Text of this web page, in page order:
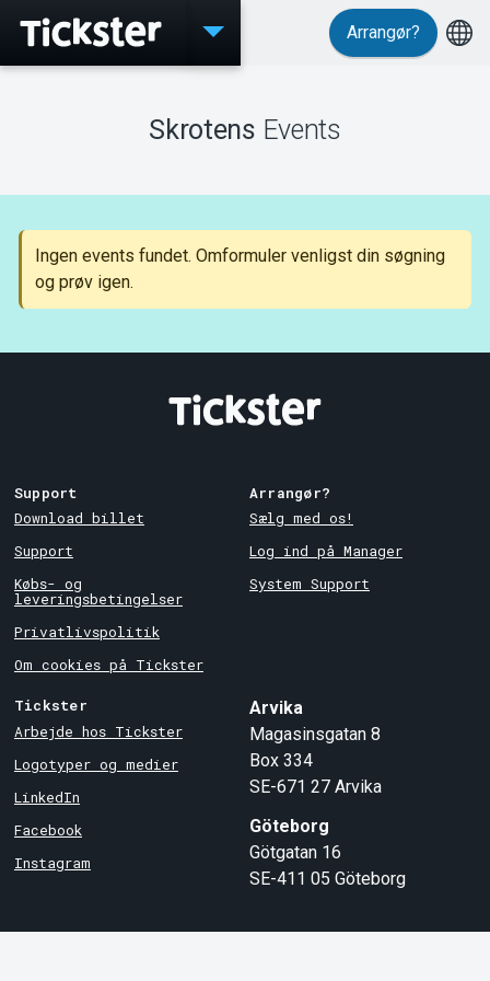
Events
Support
Om Tickster
Arrangør?
Skrotens Events
Ingen events fundet. Omformuler venligst din søgning
og prøv igen.
Support
Download billet
Support
Købs- og
leveringsbetingelser
Privatlivspolitik
Om cookies på Tickster
Arrangør?
Sælg med os!
Log ind på Manager
System Support
Tickster
Arbejde hos Tickster
Logotyper og medier
LinkedIn
Facebook
Instagram
Arvika
Magasinsgatan 8
Box 334
SE-671 27 Arvika
Göteborg
Götgatan 16
SE-411 05 Göteborg